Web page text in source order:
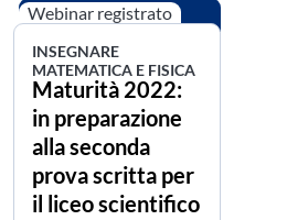
Webinar registrato
INSEGNARE
MATEMATICA E FISICA
Maturità 2022:
in preparazione
alla seconda
prova scritta per
il liceo scientifico